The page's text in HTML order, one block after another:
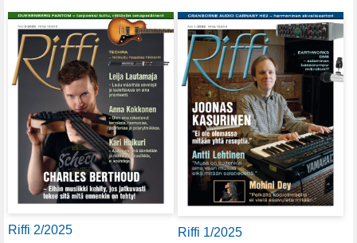
Riffi 2/2025 Riffi 1/2025